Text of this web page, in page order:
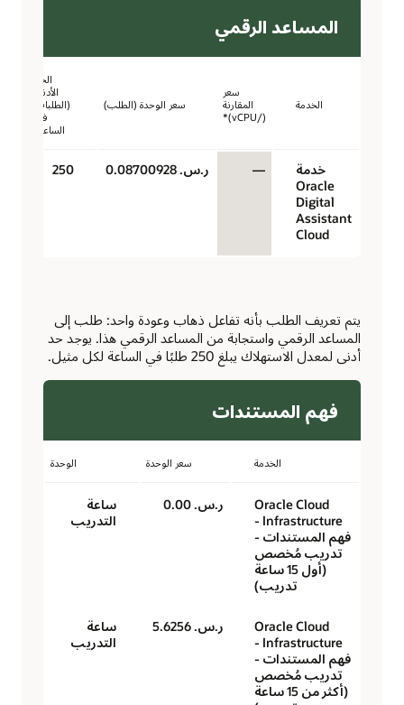
المساعد الرقمي
الخدمة
سعر
المقارنة
سعر الوحدة (الطلب)
الحد
الأدنى
(الطلبات
في
الساعة)
خدمة
Oracle
Digital
Assistant
Cloud
— ر.س.‏ 0.08700928 250
يتم تعريف الطلب بأنه تفاعل ذهاب وعودة واحد: طلب إلى
المساعد الرقمي واستجابة من المساعد الرقمي هذا. يوجد حد
أدنى لمعدل الاستهلاك يبلغ 250 طلبًا في الساعة لكل مثيل.
فهم المستندات
الخدمة سعر الوحدة الوحدة
Oracle Cloud
Infrastructure -
فهم المستندات -
تدريب مُخصص
(أول 15 ساعة
تدريب)
ر.س.‏ 0.00
ساعة
التدريب
Oracle Cloud
Infrastructure -
فهم المستندات -
تدريب مُخصص
(أكثر من 15 ساعة
ر.س.‏ 5.6256
ساعة
التدريب